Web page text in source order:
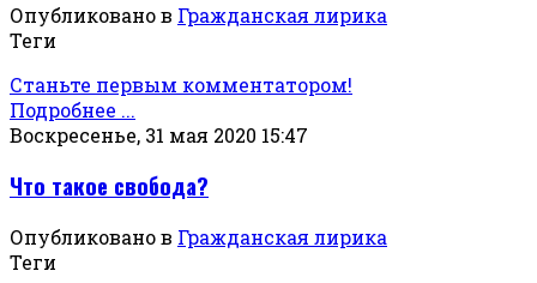
Опубликовано в Гражданская лирика
Теги
Станьте первым комментатором!
Подробнее ...
Воскресенье, 31 мая 2020 15:47
Что такое свобода?
Опубликовано в Гражданская лирика
Теги